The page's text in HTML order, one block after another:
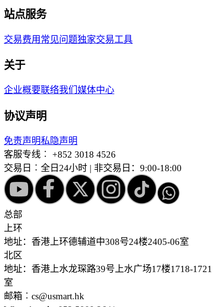
站点服务
交易费用常见问题独家交易工具
关于
企业概要联络我们 媒体中心
协议声明
免责声明私隐声明
客服专线︰ +852 3018 4526
交易日︰全日24小时 | 非交易日：9:00-18:00
总部
上环
地址：香港上环德辅道中308号24楼2405-06室
北区
地址：香港上水龙琛路39号上水广场17楼1718-1721
室
邮箱︰cs@usmart.hk